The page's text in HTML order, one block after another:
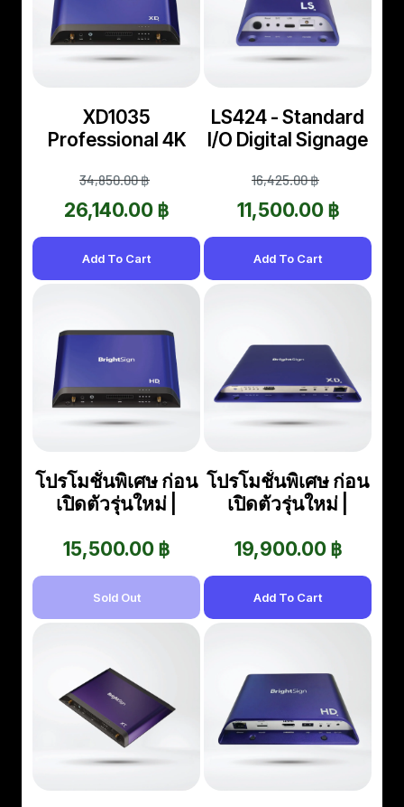
XD1035
Professional 4K
Enterprise+Experiences,
Expanded I/O +
34,850.00 ฿
26,140.00 ฿
Add To Cart
LS424 - Standard
I/O Digital Signage
Micro SD
16,425.00 ฿
11,500.00 ฿
Add To Cart
โปรโมชั่นพิเศษ ก่อน
เปิดตัวรุ่นใหม่ |
Interactivity & 4k
Content , Standard
I/O + 128GB Micro
SD
15,500.00 ฿
Sold Out
โปรโมชั่นพิเศษ ก่อน
เปิดตัวรุ่นใหม่ |
Expanded I/O
Digital Signage
Player + 128 GB
Micro SD
19,900.00 ฿
Add To Cart